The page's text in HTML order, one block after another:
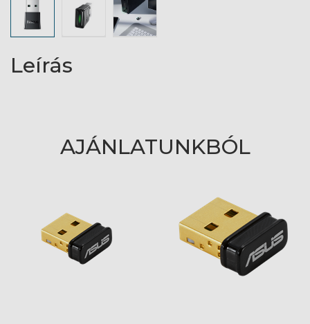
Leírás
AJÁNLATUNKBÓL